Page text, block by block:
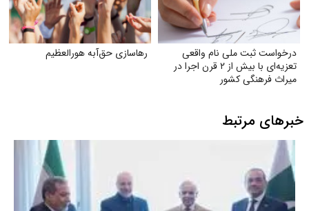
درخواست ثبت ملی نام واقعی
تعزیه‌ای با بیش از ۲ قرن اجرا در
میراث فرهنگی کشور
رهاسازی حق‌آبه هورالعظیم
خبرهای مرتبط